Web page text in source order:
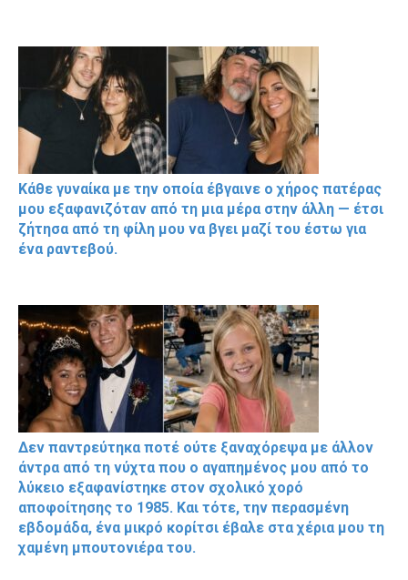
Κάθε γυναίκα με την οποία έβγαινε ο χήρος πατέρας
μου εξαφανιζόταν από τη μια μέρα στην άλλη — έτσι
ζήτησα από τη φίλη μου να βγει μαζί του έστω για
ένα ραντεβού.
Δεν παντρεύτηκα ποτέ ούτε ξαναχόρεψα με άλλον
άντρα από τη νύχτα που ο αγαπημένος μου από το
λύκειο εξαφανίστηκε στον σχολικό χορό
αποφοίτησης το 1985. Και τότε, την περασμένη
εβδομάδα, ένα μικρό κορίτσι έβαλε στα χέρια μου τη
χαμένη μπουτονιέρα του.